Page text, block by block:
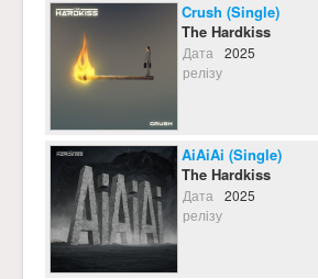
Crush (Single)
The Hardkiss
Дата
релізу
2025
AiAiAi (Single)
The Hardkiss
Дата
релізу
2025